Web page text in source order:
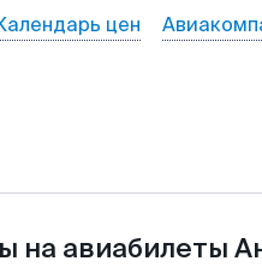
цен
на авиабилеты